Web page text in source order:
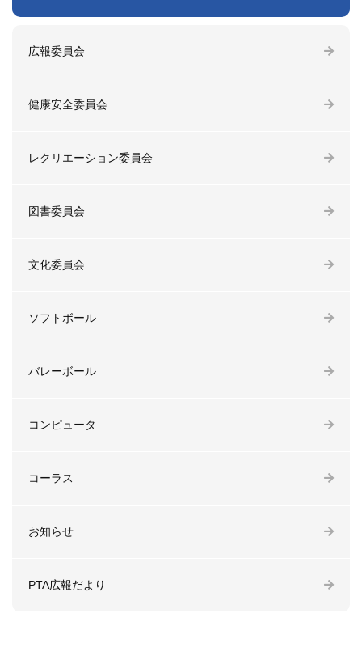
広報委員会
健康安全委員会
レクリエーション委員会
図書委員会
文化委員会
ソフトボール
バレーボール
コンピュータ
コーラス
お知らせ
PTA広報だより